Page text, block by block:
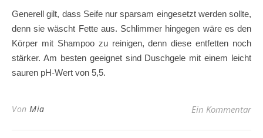
Generell gilt, dass Seife nur sparsam eingesetzt werden sollte,
denn sie wäscht Fette aus. Schlimmer hingegen wäre es den
Körper mit Shampoo zu reinigen, denn diese entfetten noch
stärker. Am besten geeignet sind Duschgele mit einem leicht
sauren pH-Wert von 5,5.
Von Mia Ein Kommentar